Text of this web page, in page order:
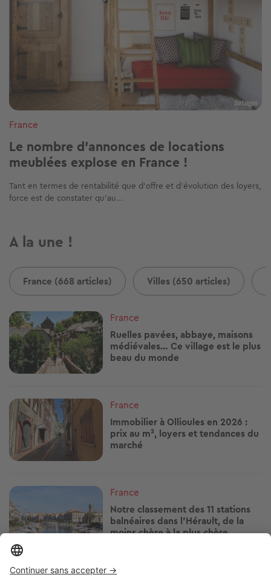
France
Le nombre d'annonces de locations
meublées explose en France !
Tant en termes de rentabilité que d’offre et d’évolution des loyers,
force est de constater qu’au...
A la une !
France (668 articles) Villes (650 articles)
Image
France
Ruelles pavées, abbaye, maisons
médiévales… Ce village est le plus
beau du monde
Image
France
Immobilier à Ollioules en 2026 :
prix au m², loyers et tendances du
marché
Image
France
Notre classement des 11 stations
balnéaires dans l'Hérault, de la
moins chère à la plus chère
Image